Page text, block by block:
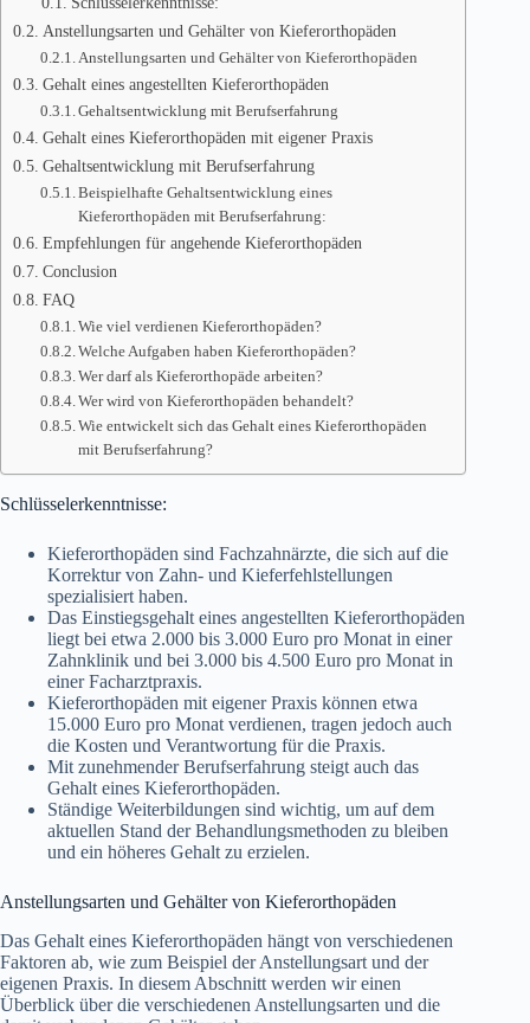
Anstellungsarten und Gehälter von Kieferorthopäden
Anstellungsarten und Gehälter von Kieferorthopäden
Gehalt eines angestellten Kieferorthopäden
Gehaltsentwicklung mit Berufserfahrung
Gehalt eines Kieferorthopäden mit eigener Praxis
Gehaltsentwicklung mit Berufserfahrung
Beispielhafte Gehaltsentwicklung eines
Kieferorthopäden mit Berufserfahrung:
Empfehlungen für angehende Kieferorthopäden
Conclusion
FAQ
Wie viel verdienen Kieferorthopäden?
Welche Aufgaben haben Kieferorthopäden?
Wer darf als Kieferorthopäde arbeiten?
Wer wird von Kieferorthopäden behandelt?
Wie entwickelt sich das Gehalt eines Kieferorthopäden
mit Berufserfahrung?
Schlüsselerkenntnisse:
Kieferorthopäden sind Fachzahnärzte, die sich auf die
Korrektur von Zahn- und Kieferfehlstellungen
spezialisiert haben.
Das Einstiegsgehalt eines angestellten Kieferorthopäden
liegt bei etwa 2.000 bis 3.000 Euro pro Monat in einer
Zahnklinik und bei 3.000 bis 4.500 Euro pro Monat in
einer Facharztpraxis.
Kieferorthopäden mit eigener Praxis können etwa
15.000 Euro pro Monat verdienen, tragen jedoch auch
die Kosten und Verantwortung für die Praxis.
Mit zunehmender Berufserfahrung steigt auch das
Gehalt eines Kieferorthopäden.
Ständige Weiterbildungen sind wichtig, um auf dem
aktuellen Stand der Behandlungsmethoden zu bleiben
und ein höheres Gehalt zu erzielen.
Anstellungsarten und Gehälter von Kieferorthopäden
Das Gehalt eines Kieferorthopäden hängt von verschiedenen
Faktoren ab, wie zum Beispiel der Anstellungsart und der
eigenen Praxis. In diesem Abschnitt werden wir einen
Überblick über die verschiedenen Anstellungsarten und die